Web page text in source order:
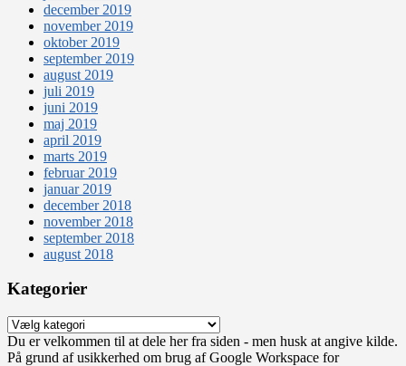
december 2019
november 2019
oktober 2019
september 2019
august 2019
juli 2019
juni 2019
maj 2019
april 2019
marts 2019
februar 2019
januar 2019
december 2018
november 2018
september 2018
august 2018
Kategorier
Kategorier
Du er velkommen til at dele her fra siden - men husk at angive kilde.
På grund af usikkerhed om brug af Google Workspace for